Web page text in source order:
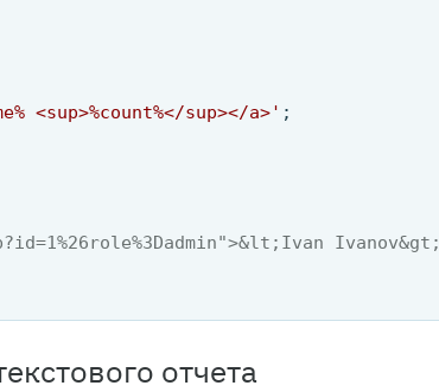
<sup>%count%</sup></a>' ;
Ivanov&gt;
отчета